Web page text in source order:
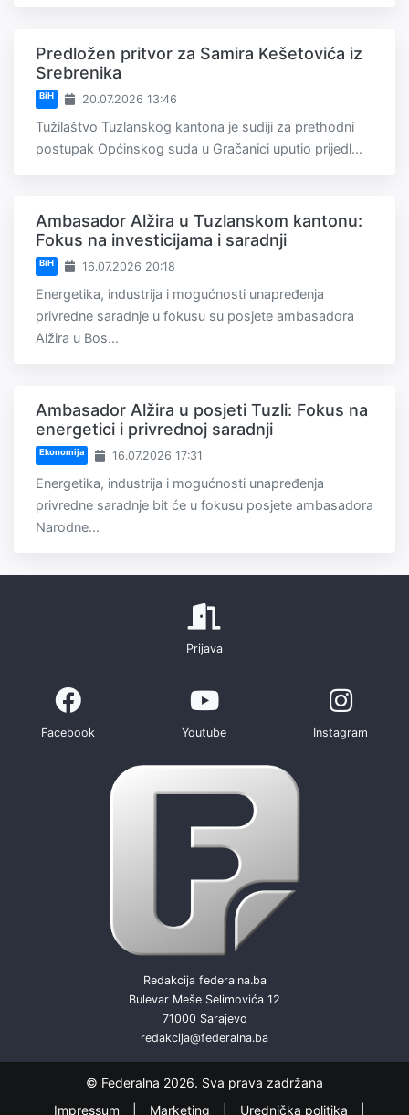
Predložen pritvor za Samira Kešetovića iz
Srebrenika
BiH 20.07.2026 13:46
Tužilaštvo Tuzlanskog kantona je sudiji za prethodni
postupak Općinskog suda u Gračanici uputio prijedl...
Ambasador Alžira u Tuzlanskom kantonu:
Fokus na investicijama i saradnji
BiH 16.07.2026 20:18
Energetika, industrija i mogućnosti unapređenja
privredne saradnje u fokusu su posjete ambasadora
Alžira u Bos...
Ambasador Alžira u posjeti Tuzli: Fokus na
energetici i privrednoj saradnji
Ekonomija 16.07.2026 17:31
Energetika, industrija i mogućnosti unapređenja
privredne saradnje bit će u fokusu posjete ambasadora
Narodne...
Prijava
Facebook Youtube Instagram
Redakcija federalna.ba
Bulevar Meše Selimovića 12
71000 Sarajevo
redakcija@federalna.ba
© Federalna 2026. Sva prava zadržana
Impressum
Marketing Urednička politika